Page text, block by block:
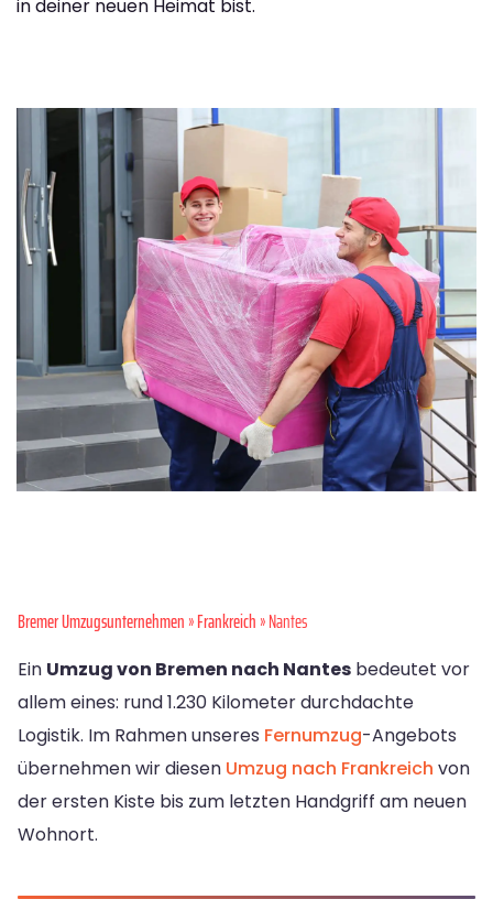
in deiner neuen Heimat bist.
Bremer Umzugsunternehmen»Frankreich» Nantes
Ein Umzug von Bremen nach Nantes bedeutet vor
allem eines: rund 1.230 Kilometer durchdachte
Logistik. Im Rahmen unseres Fernumzug-Angebots
übernehmen wir diesen Umzug nach Frankreich von
der ersten Kiste bis zum letzten Handgriff am neuen
Wohnort.